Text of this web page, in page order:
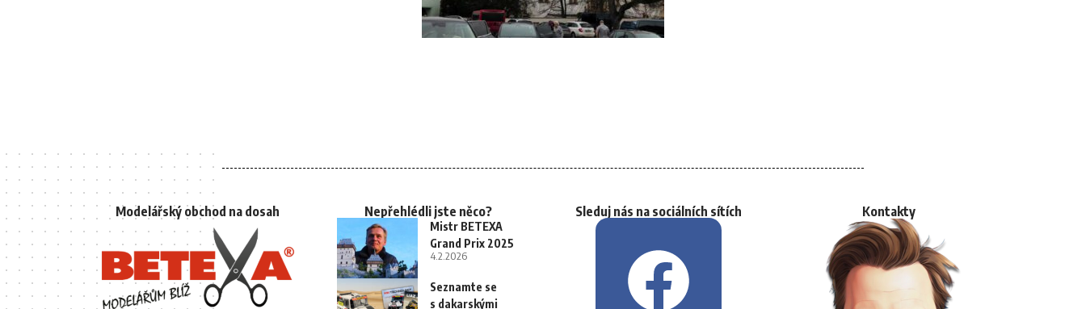
Modelářský obchod na dosah Nepřehlédli jste něco?
Mistr BETEXA
Grand Prix 2025
4.2.2026
Seznamte se
s dakarskými
Sleduj nás na sociálních sítích Kontakty